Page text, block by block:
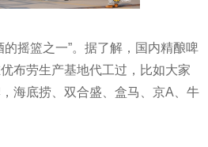
的摇篮之一”。据了解，国内精酿啤
布劳生产基地代工过，比如大家
海底捞、双合盛、盒马、京A、牛